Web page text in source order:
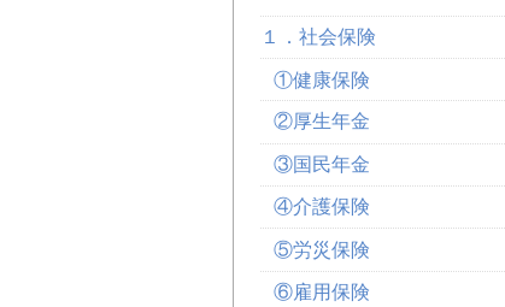
１．社会保険
①健康保険
②厚生年金
③国民年金
④介護保険
⑤労災保険
⑥雇用保険